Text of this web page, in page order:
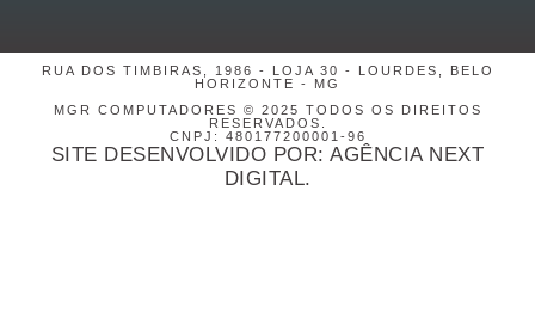
RUA DOS TIMBIRAS, 1986 - LOJA 30 - LOURDES, BELO
HORIZONTE - MG
MGR COMPUTADORES © 2025 TODOS OS DIREITOS
RESERVADOS.
CNPJ: 480177200001-96
SITE DESENVOLVIDO POR: AGÊNCIA NEXT
DIGITAL.